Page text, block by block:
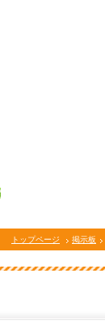
トップページ 掲示板